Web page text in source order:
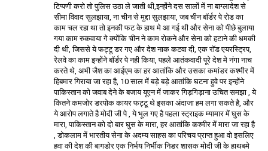
टिप्पणी करो तो पुलिस उठा ले जाती थी,इन्होंने दस सालों में ना बाग्लादेश से
सीमा विवाद सुलझाया, ना चीन से मुद्दा सुलझाया, जब चीन बॉर्डर पे रोड का
काम चल रहा था तो इनकी फट के हाथ मे आ गई थी और सेना को पीछे बुलाया
गया काम रुकवाया गे क्योंकि चीन ने काम रोकने और सेना को हटाने की धमकी
दी थी, जिससे ये फट्टू डर गए और देश नाक कटवा दी, एक रॉड एयरस्ट्रिप,
रेलवे का काम इन्होंने बॉर्डर पे नही किया, पहले आतंकवादी पूरे देश मे नंगा नाच
करते थे, अभी जैश का आईएम का हर आतांकि और उसका कमांडर कश्मीर में
हिबमार गिराया जा रहा है, 10 साल में बड़े बड़े आतांकि घटना हुवे पर इन्होंने
पाकिस्तान को जवाब देने के बजाय यूएन में जाकर गिड़गिड़ाना उचित समझा , ये
कितने कमजोर डरपोक कायर फट्टू थे इसका अंदाजा हम लगा सकते है, और
ये आरोप लगाते है मोदी जी पे , ये भूल गए है पहला स्ट्राइक म्यामार में घुस के
मारा, पाकिस्तान को दो बार घुस के मारा, हर आतांकि कश्मीर में मारा जा रहा है
, डोकलाम में भारतीय सेना के अदम्य साहस का परिचय प्राप्त हुआ वो इसलिए
हवा की देश की बागडोर एक निर्भय निर्भीक निडर शासक मोदी जी के हाथबमे